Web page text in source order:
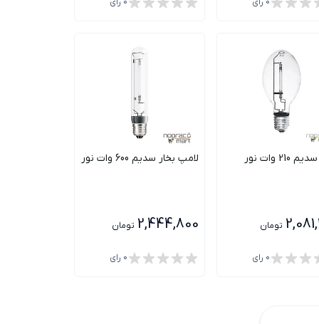
0 رای 0 رای
وات نور
تومان
0 رای
لامپ بخار سدیم 600 وات نور
2,444,800 تومان
0 رای